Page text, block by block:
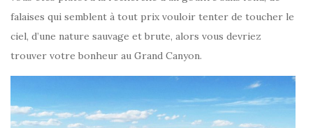
falaises qui semblent à tout prix vouloir tenter de toucher le
ciel, d’une nature sauvage et brute, alors vous devriez
trouver votre bonheur au Grand Canyon.